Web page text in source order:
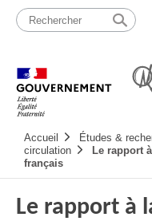
Passer
contenu
principale
Accueil Études &
circulation
Le rapport
français
Le rapport à